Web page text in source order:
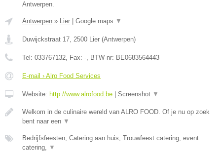
Antwerpen.
Antwerpen » Lier Google maps ▼
Duwijckstraat 17, 2500 Lier (Antwerpen)
Tel: 033767132, Fax: -, BTW-nr: BE0683564443
E-mail › Alro Food Services
Website: http://www.alrofood.be Screenshot ▼
Welkom in de culinaire wereld van ALRO FOOD. Of je nu op zoek
bent naar een ▼
Bedrijfsfeesten, Catering aan huis, Trouwfeest catering, event
catering, ▼